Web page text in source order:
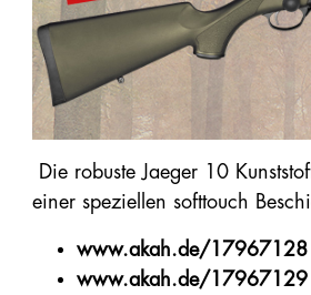
Die robuste Jaeger 10
einer speziellen softtouch
www.akah.de/17967128
www.akah.de/17967129